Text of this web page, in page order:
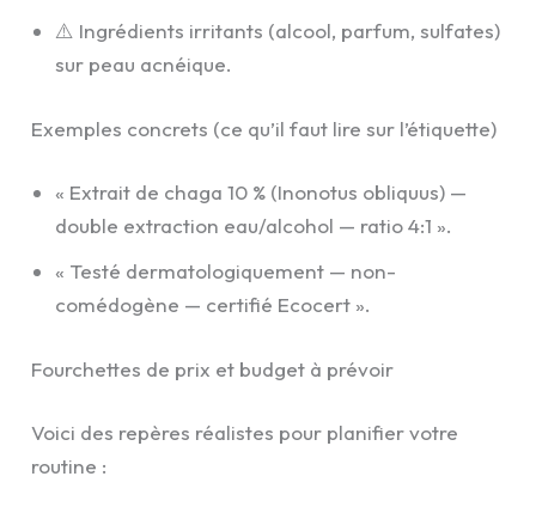
⚠️ Ingrédients irritants (alcool, parfum, sulfates)
sur peau acnéique.
Exemples concrets (ce qu’il faut lire sur l’étiquette)
« Extrait de chaga 10 % (Inonotus obliquus) —
double extraction eau/alcohol — ratio 4:1 ».
« Testé dermatologiquement — non-
comédogène — certifié Ecocert ».
Fourchettes de prix et budget à prévoir
Voici des repères réalistes pour planifier votre
routine :